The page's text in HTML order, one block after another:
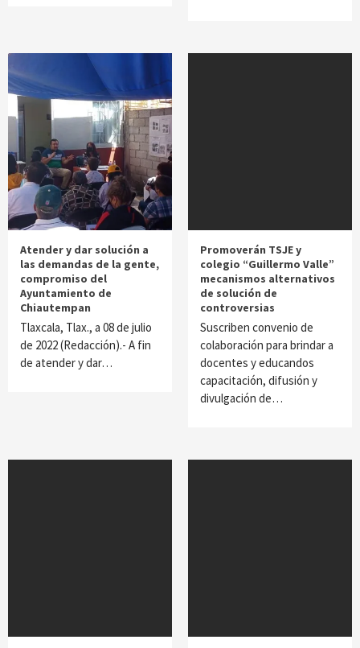
Atender y dar solución a
las demandas de la gente,
compromiso del
Ayuntamiento de
Chiautempan
Tlaxcala, Tlax., a 08 de julio
de 2022 (Redacción).- A fin
de atender y dar…
Promoverán TSJE y
colegio “Guillermo Valle”
mecanismos alternativos
de solución de
controversias
Suscriben convenio de
colaboración para brindar a
docentes y educandos
capacitación, difusión y
divulgación de…